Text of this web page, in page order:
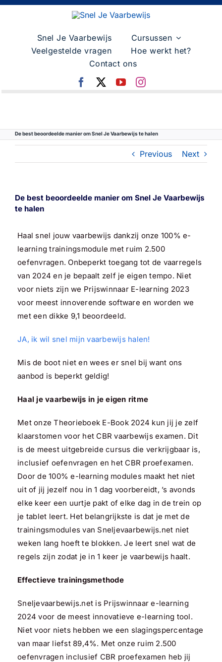
Skip
Snel Je Vaarbewijs
Cursussen
Veelgestelde vragen
Hoe werkt het?
Contact ons
De best beoordeelde manier om Snel Je Vaarbewijs te halen
Previous Next
De best beoordeelde manier om Snel Je Vaarbewijs
te halen
Haal snel jouw vaarbewijs dankzij onze 100% e-
learning trainingsmodule met ruim 2.500
oefenvragen. Onbeperkt toegang tot de vaarregels
van 2024 en je bepaalt zelf je eigen tempo. Niet
voor niets zijn we Prijswinnaar E-learning 2023
voor meest innoverende software en worden we
met een dikke 9,1 beoordeeld.
JA, ik wil snel mijn vaarbewijs halen!
Mis de boot niet en wees er snel bij want ons
aanbod is beperkt geldig!
Haal je vaarbewijs in je eigen ritme
Met onze Theorieboek E-Book 2024 kun jij je zelf
klaarstomen voor het CBR vaarbewijs examen. Dit
is de meest uitgebreide cursus die verkrijgbaar is,
inclusief oefenvragen en het CBR proefexamen.
Door de 100% e-learning modules maakt het niet
uit of jij jezelf nou in 1 dag voorbereidt, ’s avonds
elke keer een uurtje pakt of elke dag in de trein op
je tablet leert. Het belangrijkste is dat je met de
trainingsmodules van Sneljevaarbewijs.net niet
weken lang hoeft te blokken. Je leert snel wat de
regels zijn zodat je in 1 keer je vaarbewijs haalt.
Effectieve trainingsmethode
Sneljevaarbewijs.net is Prijswinnaar e-learning
2024 voor de meest innovatieve e-learning tool.
Niet voor niets hebben we een slagingspercentage
van maar liefst 89,4%. Met onze ruim 2.500
oefenvragen inclusief CBR proefexamen heb jij